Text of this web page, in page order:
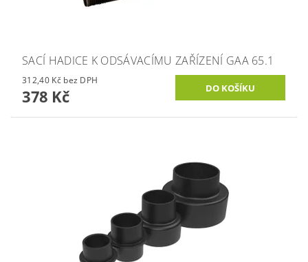
SACÍ HADICE K ODSÁVACÍMU ZAŘÍZENÍ GAA 65.1
312,40 Kč bez DPH
378 Kč